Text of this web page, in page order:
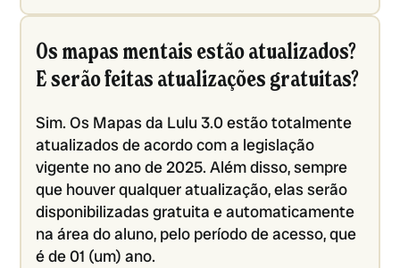
Os mapas mentais estão atualizados?
E serão feitas atualizações gratuitas?
Sim. Os Mapas da Lulu 3.0 estão totalmente
atualizados de acordo com a legislação
vigente no ano de 2025. Além disso, sempre
que houver qualquer atualização, elas serão
disponibilizadas gratuita e automaticamente
na área do aluno, pelo período de acesso, que
é de 01 (um) ano.